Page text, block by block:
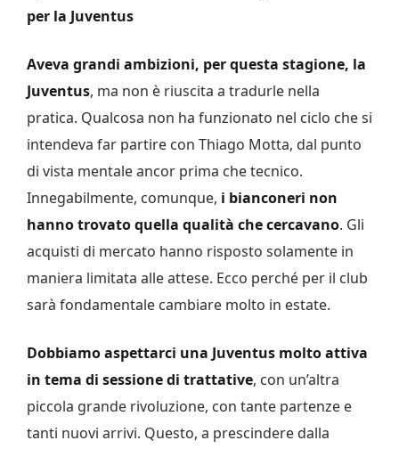
per la Juventus
Aveva grandi ambizioni, per questa stagione, la
Juventus, ma non è riuscita a tradurle nella
pratica. Qualcosa non ha funzionato nel ciclo che si
intendeva far partire con Thiago Motta, dal punto
di vista mentale ancor prima che tecnico.
Innegabilmente, comunque, i bianconeri non
hanno trovato quella qualità che cercavano. Gli
acquisti di mercato hanno risposto solamente in
maniera limitata alle attese. Ecco perché per il club
sarà fondamentale cambiare molto in estate.
Dobbiamo aspettarci una Juventus molto attiva
in tema di sessione di trattative, con un’altra
piccola grande rivoluzione, con tante partenze e
tanti nuovi arrivi. Questo, a prescindere dalla